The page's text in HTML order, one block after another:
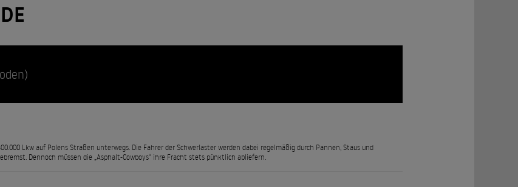
Lkw auf Polens Straßen unterwegs. Die Fahrer der Schwerlaster werden dabei regelmäßig durch Pannen, Staus und
Dennoch müssen die „Asphalt-Cowboys“ ihre Fracht stets pünktlich abliefern.